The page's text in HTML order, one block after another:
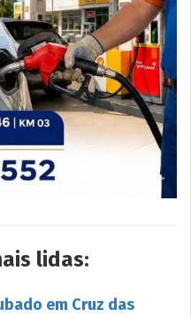
lidas:
em Cruz das